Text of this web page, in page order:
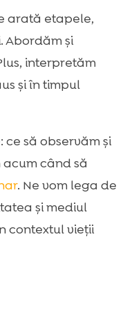
de alarmă:
bruște
influențează
pisica
noastră:
de bine
ajută să reglăm
liniște,
stimulare
sigură
arată etapele,
Abordăm și
interpretăm
și în timpul
să observăm și
acum când să
. Ne vom lega de
și mediul
contextul vieții